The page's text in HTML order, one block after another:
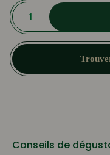
quantité
de
Sirop
de
Groseille
Conseils de